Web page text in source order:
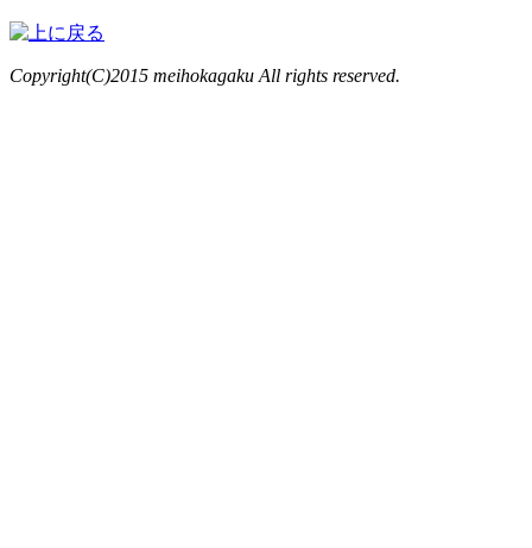
Copyright(C)2015 meihokagaku All rights reserved.